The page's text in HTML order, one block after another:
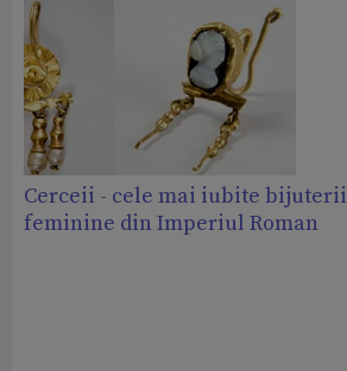
Cerceii - cele mai iubite bijuterii
feminine din Imperiul Roman